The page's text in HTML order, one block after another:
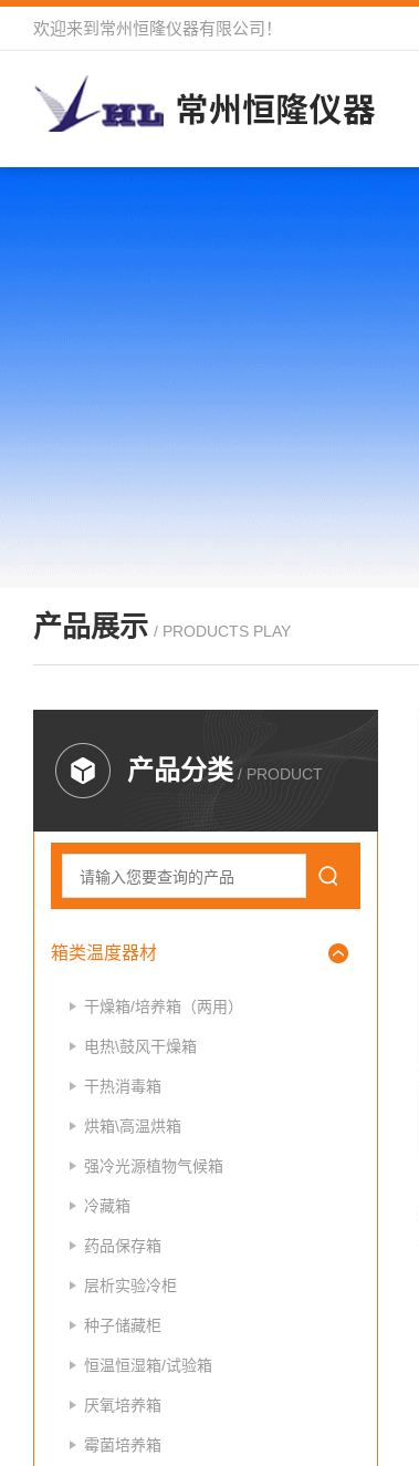
欢迎来到 常州恒隆仪器有限公司 ！
产品展示 / PRODUCTS PLAY
产品分类 / PRODUCT
箱类温度器材
干燥箱/培养箱（两用）
电热\鼓风干燥箱
干热消毒箱
烘箱\高温烘箱
强冷光源植物气候箱
冷藏箱
药品保存箱
层析实验冷柜
种子储藏柜
恒温恒湿箱/试验箱
厌氧培养箱
霉菌培养箱